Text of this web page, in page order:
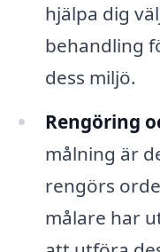
hjälpa dig
behandling
dess miljö.
Rengöring
målning är
rengörs
målare har